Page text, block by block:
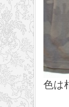
色は
カ